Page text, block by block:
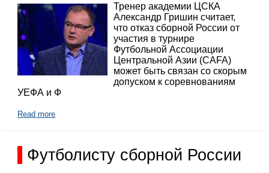
Тренер академии ЦСКА
Александр Гришин считает,
что отказ сборной России от
участия в турнире
Футбольной Ассоциации
Центральной Азии (CAFA)
может быть связан со скорым
допуском к соревнованиям
УЕФА и Ф
Read more
Футболисту сборной России